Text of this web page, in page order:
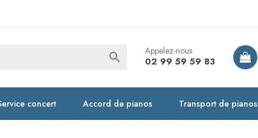
Appelez-nous
02 99 59 59 83

concert Accord de pianos Transport de pianos